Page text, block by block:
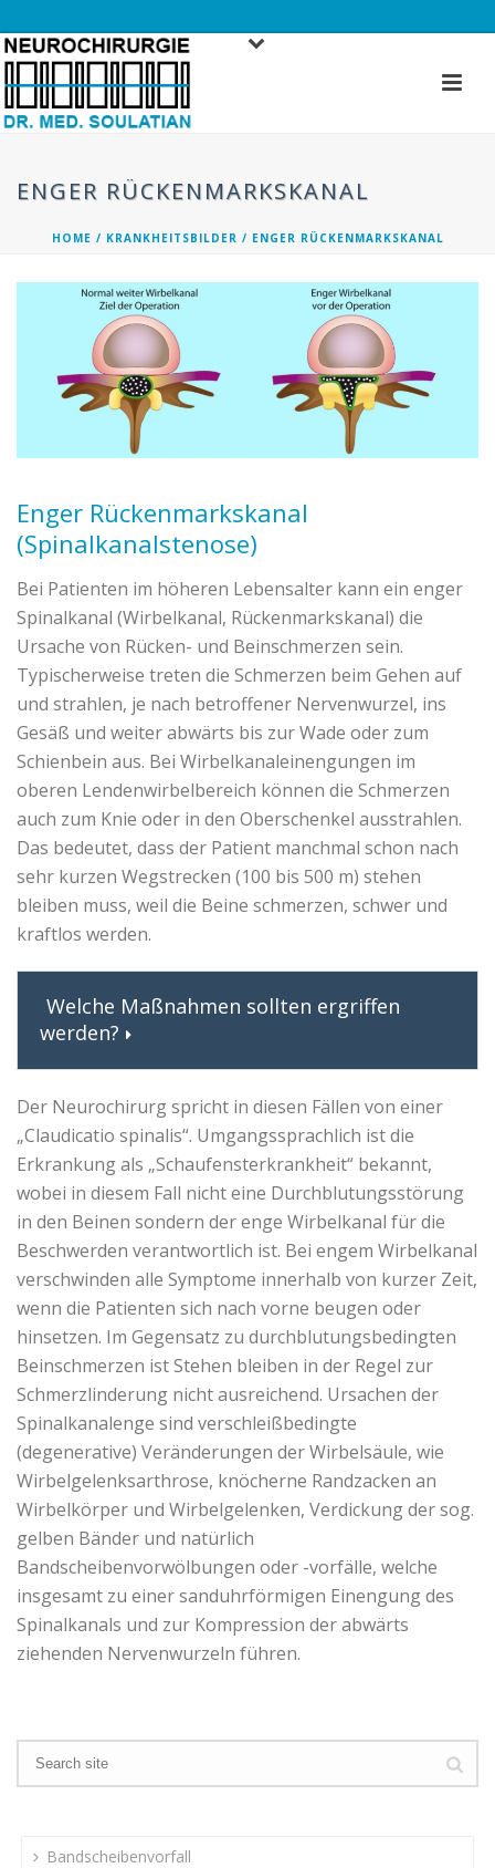
ENGER RÜCKENMARKSKANAL
HOME / KRANKHEITSBILDER / ENGER RÜCKENMARKSKANAL
Enger Rückenmarkskanal
(Spinalkanalstenose)
Bei Patienten im höheren Lebensalter kann ein enger
Spinalkanal (Wirbelkanal, Rückenmarkskanal) die
Ursache von Rücken- und Beinschmerzen sein.
Typischerweise treten die Schmerzen beim Gehen auf
und strahlen, je nach betroffener Nervenwurzel, ins
Gesäß und weiter abwärts bis zur Wade oder zum
Schienbein aus. Bei Wirbelkanaleinengungen im
oberen Lendenwirbelbereich können die Schmerzen
auch zum Knie oder in den Oberschenkel ausstrahlen.
Das bedeutet, dass der Patient manchmal schon nach
sehr kurzen Wegstrecken (100 bis 500 m) stehen
bleiben muss, weil die Beine schmerzen, schwer und
kraftlos werden.
Welche Maßnahmen sollten ergriffen
werden?
Der Neurochirurg spricht in diesen Fällen von einer
„Claudicatio spinalis“. Umgangssprachlich ist die
Erkrankung als „Schaufensterkrankheit“ bekannt,
wobei in diesem Fall nicht eine Durchblutungsstörung
in den Beinen sondern der enge Wirbelkanal für die
Beschwerden verantwortlich ist. Bei engem Wirbelkanal
verschwinden alle Symptome innerhalb von kurzer Zeit,
wenn die Patienten sich nach vorne beugen oder
hinsetzen. Im Gegensatz zu durchblutungsbedingten
Beinschmerzen ist Stehen bleiben in der Regel zur
Schmerzlinderung nicht ausreichend. Ursachen der
Spinalkanalenge sind verschleißbedingte
(degenerative) Veränderungen der Wirbelsäule, wie
Wirbelgelenksarthrose, knöcherne Randzacken an
Wirbelkörper und Wirbelgelenken, Verdickung der sog.
gelben Bänder und natürlich
Bandscheibenvorwölbungen oder -vorfälle, welche
insgesamt zu einer sanduhrförmigen Einengung des
Spinalkanals und zur Kompression der abwärts
ziehenden Nervenwurzeln führen.
Bandscheibenvorfall